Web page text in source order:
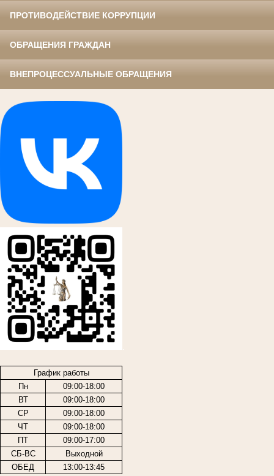
ПРОТИВОДЕЙСТВИЕ КОРРУПЦИИ
ОБРАЩЕНИЯ ГРАЖДАН
ВНЕПРОЦЕССУАЛЬНЫЕ ОБРАЩЕНИЯ
График работы
Пн
09:00-18:00
ВТ
09:00-18:00
СР
09:00-18:00
ЧТ
09:00-18:00
ПТ
09:00-17:00
СБ-ВС
Выходной
ОБЕД
13:00-13:45